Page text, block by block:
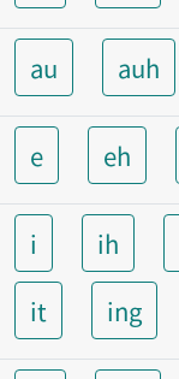
au auh
e eh
i ih
it
ing